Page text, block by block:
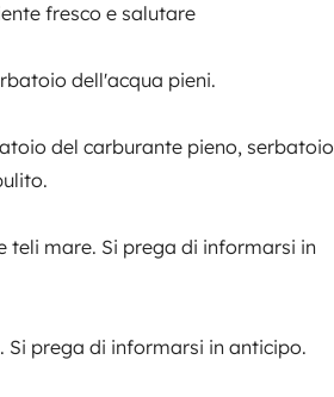
fresco e salutare
dell'acqua pieni.
del carburante pieno, serbatoio
teli mare. Si prega di informarsi in
prega di informarsi in anticipo.